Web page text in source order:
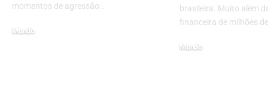
momentos de agressão…
Mundo
brasileira. Muito além
financeira de milhões
Mundo